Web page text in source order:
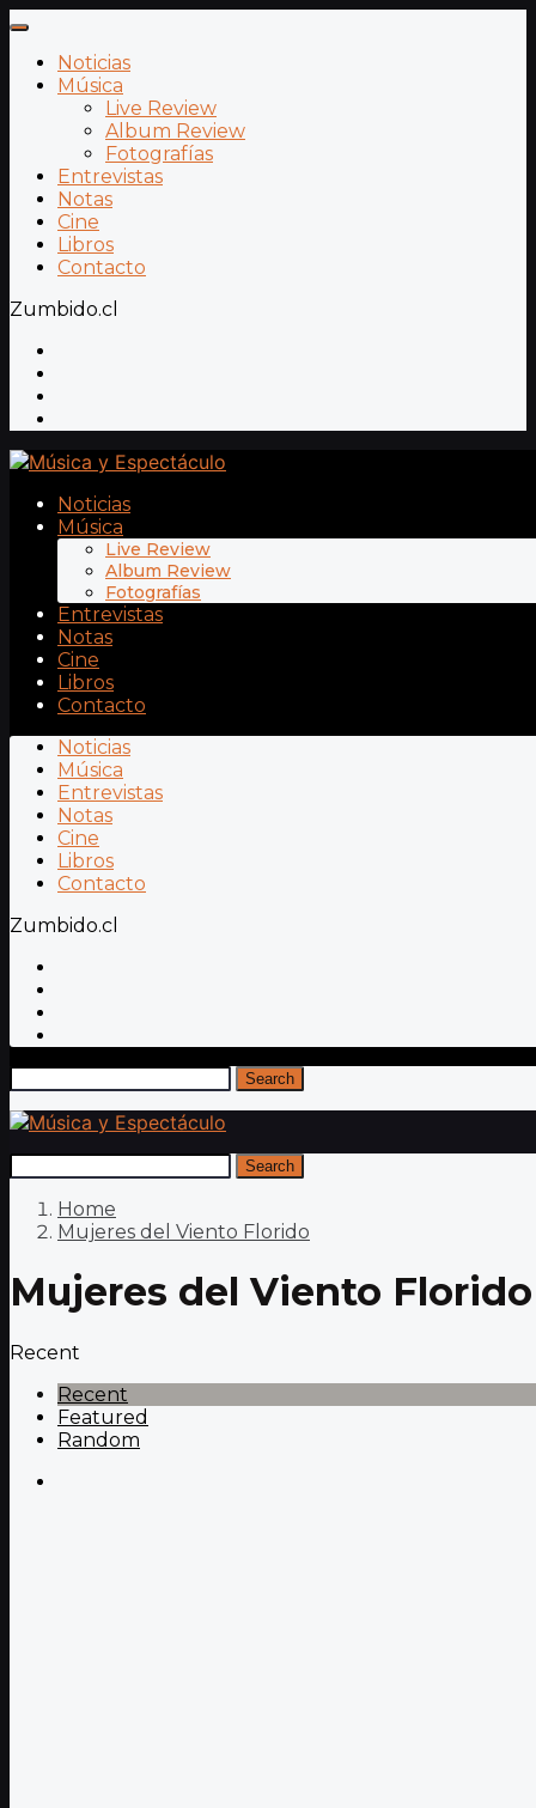
Noticias
Música
Live Review
Album Review
Fotografías
Entrevistas
Notas
Cine
Libros
Contacto
Zumbido.cl
Noticias
Música
Live Review
Album Review
Fotografías
Entrevistas
Notas
Cine
Libros
Contacto
Noticias
Música
Entrevistas
Notas
Cine
Libros
Contacto
Zumbido.cl
Search
Search
Home
Mujeres del Viento Florido
Mujeres del Viento Florido
Recent
Recent
Featured
Random